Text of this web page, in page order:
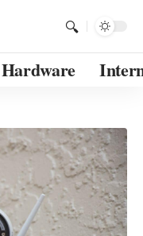
Hardware